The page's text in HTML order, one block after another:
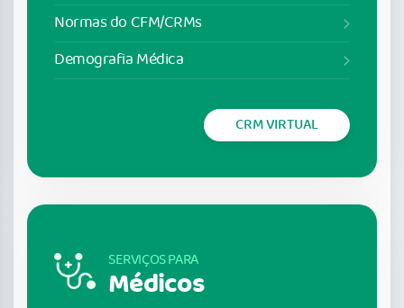
Normas do CFM/CRMs
Demografia Médica
CRM VIRTUAL
SERVIÇOS PARA
Médicos